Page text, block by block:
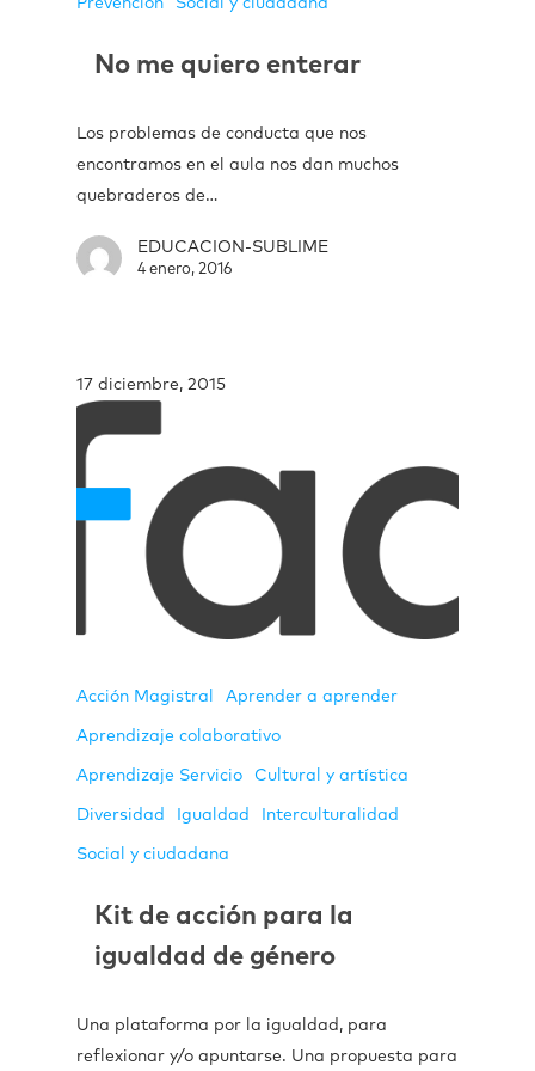
No me quiero enterar
Los problemas de conducta que nos
encontramos en el aula nos dan muchos
quebraderos de…
EDUCACION-SUBLIME
4 enero, 2016
17 diciembre, 2015
Acción Magistral Aprender a aprender
Aprendizaje colaborativo
Aprendizaje Servicio Cultural y artística
Diversidad Igualdad Interculturalidad
Social y ciudadana
Kit de acción para la
igualdad de género
Una plataforma por la igualdad, para
reflexionar y/o apuntarse. Una propuesta para